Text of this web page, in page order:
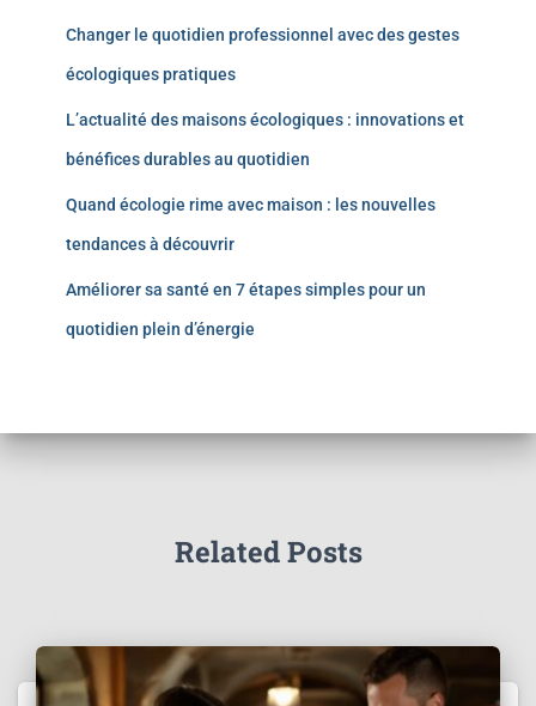
Changer le quotidien professionnel avec des gestes
écologiques pratiques
L’actualité des maisons écologiques : innovations et
bénéfices durables au quotidien
Quand écologie rime avec maison : les nouvelles
tendances à découvrir
Améliorer sa santé en 7 étapes simples pour un
quotidien plein d’énergie
Related Posts